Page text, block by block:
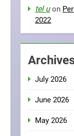
tel uon
2022
July 2026
June 2026
May 2026